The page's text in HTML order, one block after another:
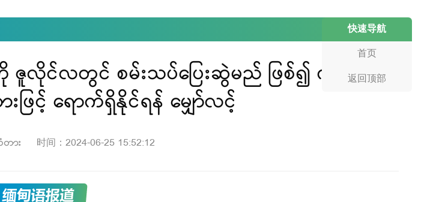
လိုင်လတွင် စမ်းသပ်ပြေးဆွဲမည် ဖြစ်၍ ကူမင်း
ြင့် ရောက်ရှိနိုင်ရန် မျှော်လင့်
ား 时间：2024-06-25 15:52:12
快速导航
首页
返回顶部